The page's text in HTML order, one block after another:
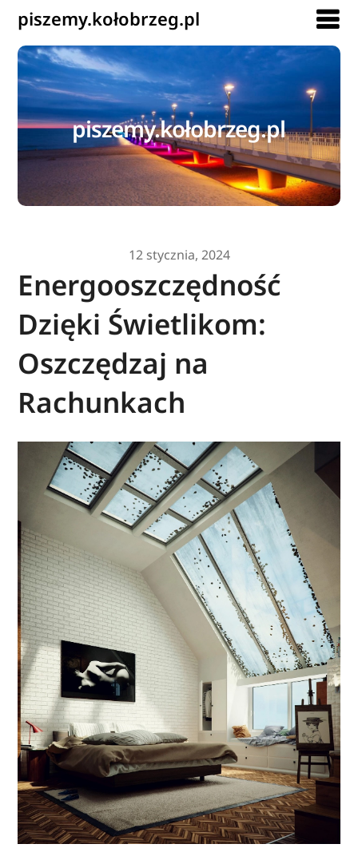
piszemy.kołobrzeg.pl
piszemy.kołobrzeg.pl
12 stycznia, 2024
Energooszczędność
Dzięki Świetlikom:
Oszczędzaj na
Rachunkach